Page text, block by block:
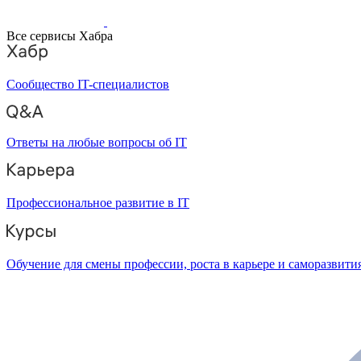
Все сервисы Хабра
Сообщество IT-специалистов
Ответы на любые вопросы об IT
Профессиональное развитие в IT
Обучение для смены профессии, роста в карьере и